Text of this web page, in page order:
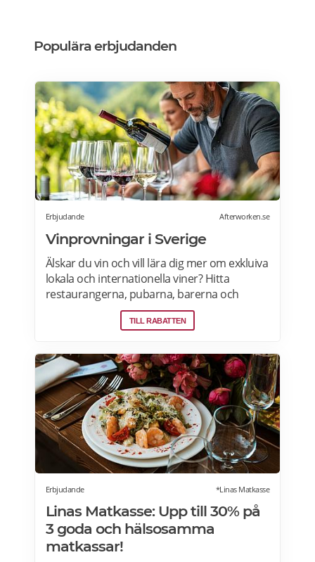
Populära erbjudanden
Erbjudande Afterworken.se
Vinprovningar i Sverige
Älskar du vin och vill lära dig mer om exkluiva
lokala och internationella viner? Hitta
restaurangerna, pubarna, barerna och
vingårdarna som erbjuder öppna och
privata vinprovningar för nybörjare och
Goteborg, Uppsala och andra städer i
Sverige. Läs mer om vinprovningar på
Afterworken.se.
TILL RABATTEN
Erbjudande *Linas Matkasse
Linas Matkasse: Upp till 30% på
3 goda och hälsosamma
matkassar!